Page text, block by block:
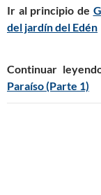
Ir al principio de
del jardín del Edén
Continuar
Paraíso (Parte 1)